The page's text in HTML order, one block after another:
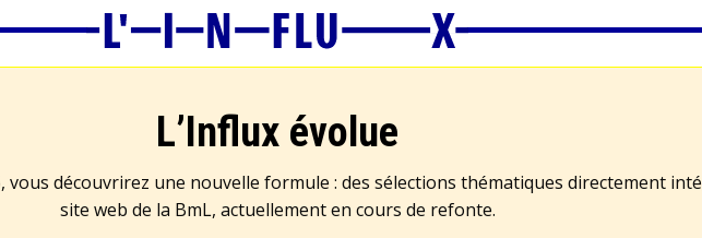
L’Influx évolue
découvrirez une nouvelle formule : des sélections thématiques directement
site web de la BmL, actuellement en cours de refonte.